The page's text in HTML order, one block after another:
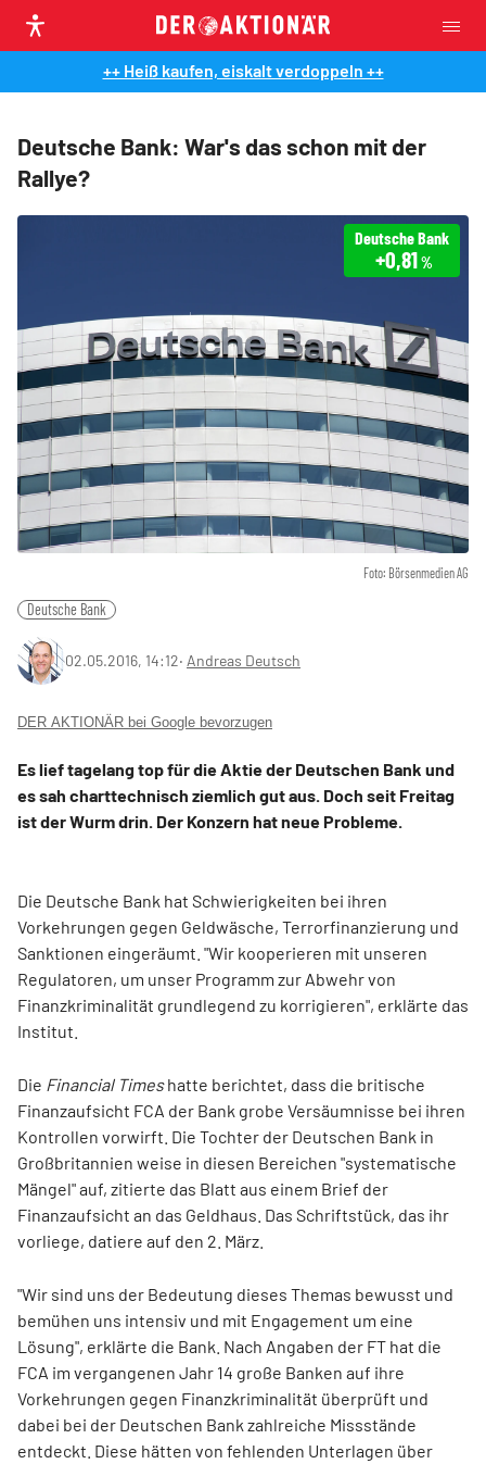
++ Heiß kaufen, eiskalt verdoppeln ++
Deutsche Bank: War's das schon mit der
Rallye?
Foto: Börsenmedien AG
Deutsche Bank
+0,81%
Deutsche Bank
02.05.2016, 14:12‧ Andreas Deutsch
DER AKTIONÄR bei Google bevorzugen
Es lief tagelang top für die Aktie der Deutschen Bank und
es sah charttechnisch ziemlich gut aus. Doch seit Freitag
ist der Wurm drin. Der Konzern hat neue Probleme.
Die Deutsche Bank hat Schwierigkeiten bei ihren
Vorkehrungen gegen Geldwäsche, Terrorfinanzierung und
Sanktionen eingeräumt. "Wir kooperieren mit unseren
Regulatoren, um unser Programm zur Abwehr von
Finanzkriminalität grundlegend zu korrigieren", erklärte das
Institut.
Die Financial Timeshatte berichtet, dass die britische
Finanzaufsicht FCA der Bank grobe Versäumnisse bei ihren
Kontrollen vorwirft. Die Tochter der Deutschen Bank in
Großbritannien weise in diesen Bereichen "systematische
Mängel" auf, zitierte das Blatt aus einem Brief der
Finanzaufsicht an das Geldhaus. Das Schriftstück, das ihr
vorliege, datiere auf den 2. März.
"Wir sind uns der Bedeutung dieses Themas bewusst und
bemühen uns intensiv und mit Engagement um eine
Lösung", erklärte die Bank. Nach Angaben der FT hat die
FCA im vergangenen Jahr 14 große Banken auf ihre
Vorkehrungen gegen Finanzkriminalität überprüft und
dabei bei der Deutschen Bank zahlreiche Missstände
entdeckt. Diese hätten von fehlenden Unterlagen über